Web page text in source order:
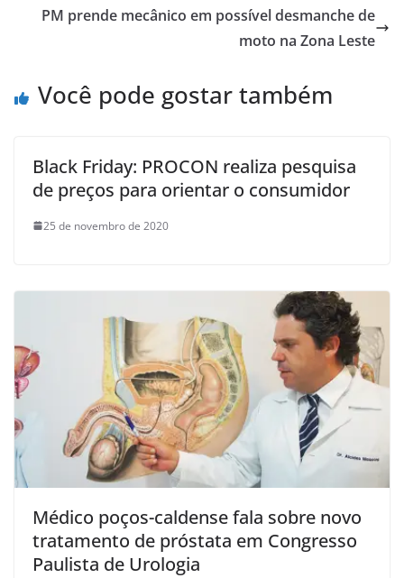
PM prende mecânico em possível desmanche de
moto na Zona Leste
Você pode gostar também
Black Friday: PROCON realiza pesquisa
de preços para orientar o consumidor
25 de novembro de 2020
Médico poços-caldense fala sobre novo
tratamento de próstata em Congresso
Paulista de Urologia